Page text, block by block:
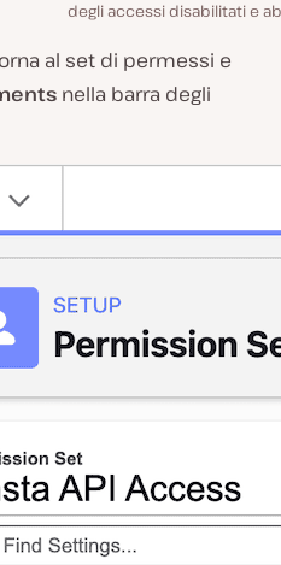
degli accessi disabilitati e
al set di permessi e
nella barra degli